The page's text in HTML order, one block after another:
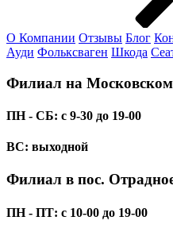
О Компании Отзывы Блог
Ауди Фольксваген Шкода
Филиал на Московском
ПН - СБ: с 9-30 до 19-00
ВС: выходной
Филиал в пос.
ПН - ПТ: с 10-00 до 19-00